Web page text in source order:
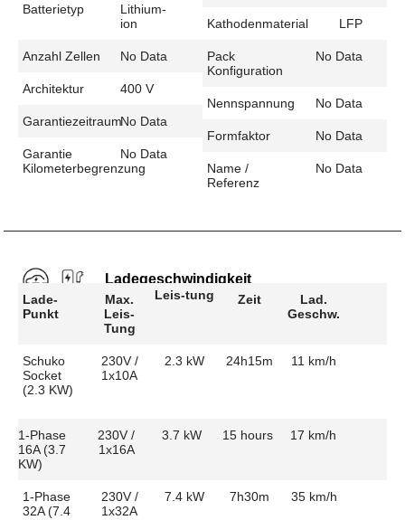
Batterietyp
Lithium-
ion
Anzahl Zellen No Data
Architektur 400 V
GarantiezeitraumNo Data
Garantie
Kilometerbegrenzung
No Data
Kathodenmaterial LFP
Pack
Konfiguration
No Data
Nennspannung No Data
Formfaktor No Data
Name /
Referenz
No Data
Ladegeschwindigkeit
Lade-
Punkt
Max.
Leis-
Tung
Leis-tung Zeit
Lad.
Geschw.
Schuko
Socket
(2.3 KW)
230V /
1x10A
2.3 kW 24h15m 11 km/h
1-Phase
16A (3.7
KW)
230V /
1x16A
3.7 kW 15 hours 17 km/h
1-Phase
32A (7.4
230V /
1x32A
7.4 kW 7h30m 35 km/h